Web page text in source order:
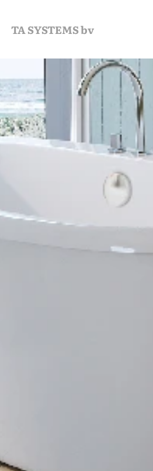
TA SYSTEMS bv